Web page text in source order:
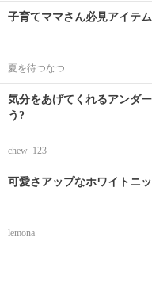
子育てママさん必見アイテ
夏を待つなつ
気分をあげてくれるアンダ
う?
chew_123
可愛さアップなホワイトニ
lemona